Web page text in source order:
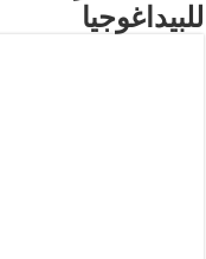
للبيداغوجيا